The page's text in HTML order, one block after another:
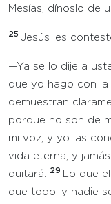
Mesías, dínoslo de
25 Jesús les
—Ya se lo dije a
que yo hago con la
demuestran
porque no son de
mi voz, y yo las
vida eterna, y
quitará.
29
Lo que
que todo, y nadie